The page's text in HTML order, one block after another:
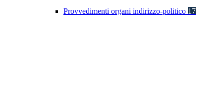
Provvedimenti organi indirizzo-politico 17